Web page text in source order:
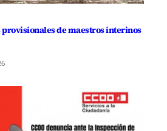
provisionales de maestros interinos